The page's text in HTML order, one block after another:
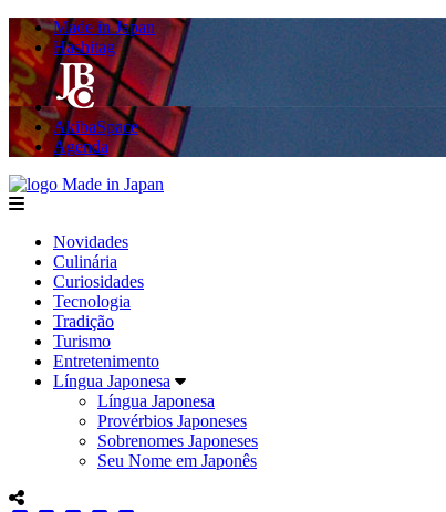
Made in Japan
Hashitag
AkibaSpace
Agenda
menu
Novidades
Culinária
Curiosidades
Tecnologia
Tradição
Turismo
Entretenimento
Língua Japonesa
Língua Japonesa
Provérbios Japoneses
Sobrenomes Japoneses
Seu Nome em Japonês
menu redes social